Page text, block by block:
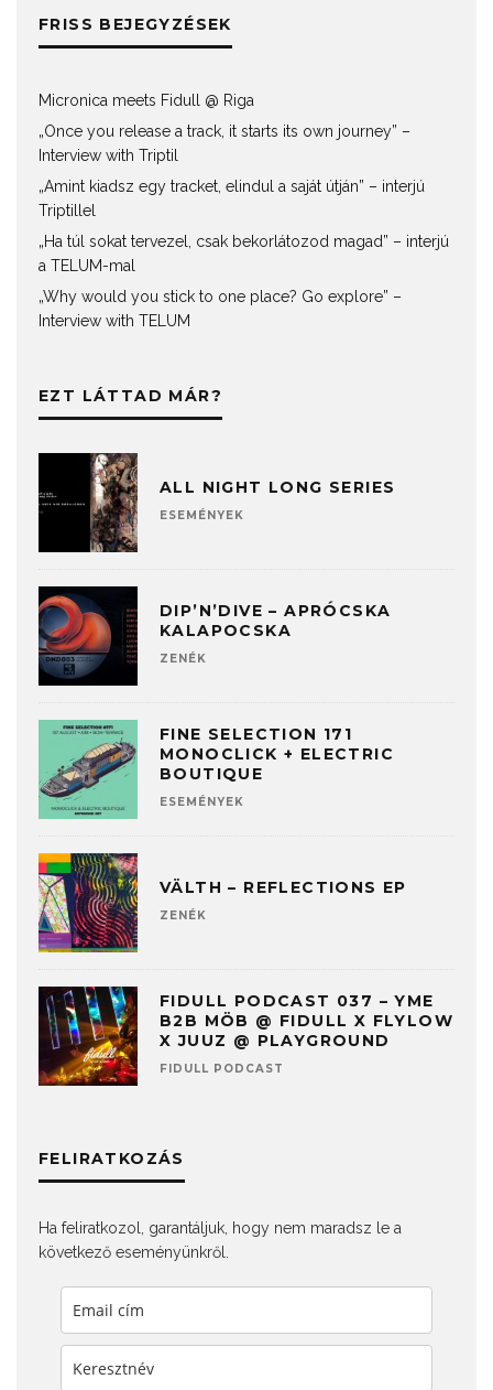
FRISS BEJEGYZÉSEK
Micronica meets Fidull @ Riga
„Once you release a track, it starts its own journey” –
Interview with Triptil
„Amint kiadsz egy tracket, elindul a saját útján” – interjú
Triptillel
„Ha túl sokat tervezel, csak bekorlátozod magad” – interjú
a TELUM-mal
„Why would you stick to one place? Go explore” –
Interview with TELUM
EZT LÁTTAD MÁR?
ALL NIGHT LONG SERIES
ESEMÉNYEK
DIP’N’DIVE – APRÓCSKA
KALAPOCSKA
ZENÉK
FINE SELECTION 171
MONOCLICK + ELECTRIC
BOUTIQUE
ESEMÉNYEK
VÄLTH – REFLECTIONS EP
ZENÉK
FIDULL PODCAST 037 – YME
B2B MÖB @ FIDULL X FLYLOW
X JUUZ @ PLAYGROUND
FIDULL PODCAST
FELIRATKOZÁS
Ha feliratkozol, garantáljuk, hogy nem maradsz le a
következő eseményünkről.